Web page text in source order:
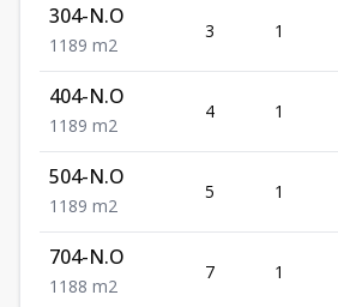
304-N.O
1 1 89 m2
3 1
404-N.O
1 1 89 m2
4 1
504-N.O
1 1 89 m2
5 1
704-N.O
1 1 88 m2
7 1